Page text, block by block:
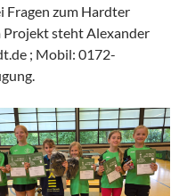
Fragen zum Hardter
Projekt steht Alexander
; Mobil: 0172-